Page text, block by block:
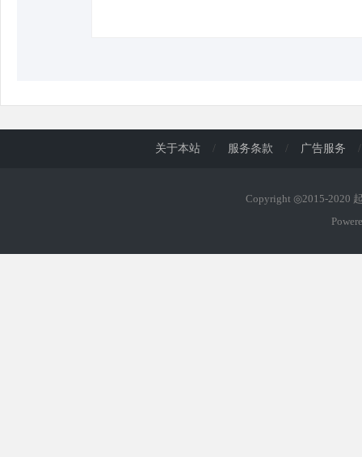
关于本站 / 服务条款 / 广告服务 /
Copyright ◎2015-2020